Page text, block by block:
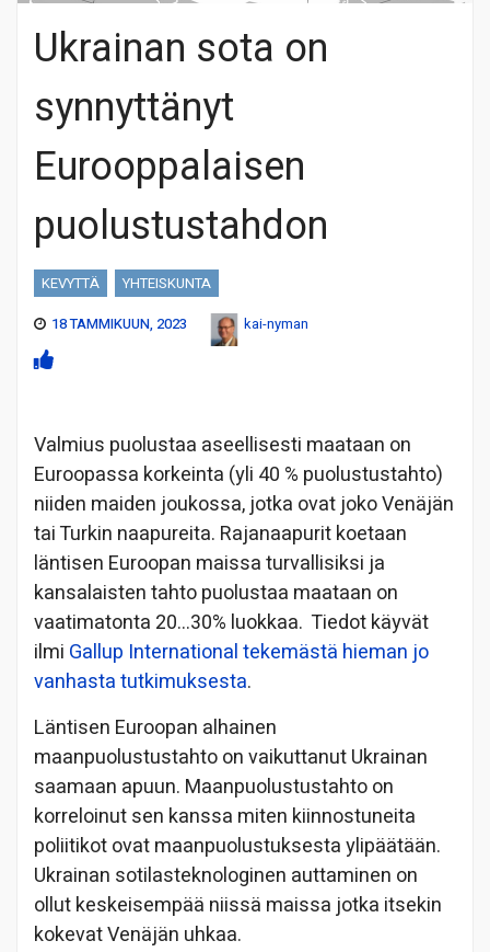
Ukrainan sota on
synnyttänyt
Eurooppalaisen
puolustustahdon
KEVYTTÄ
YHTEISKUNTA
18 TAMMIKUUN, 2023
kai-nyman
Valmius puolustaa aseellisesti maataan on
Euroopassa korkeinta (yli 40 % puolustustahto)
niiden maiden joukossa, jotka ovat joko Venäjän
tai Turkin naapureita. Rajanaapurit koetaan
läntisen Euroopan maissa turvallisiksi ja
kansalaisten tahto puolustaa maataan on
vaatimatonta 20…30% luokkaa. Tiedot käyvät
ilmi Gallup International tekemästä hieman jo
vanhasta tutkimuksesta.
Läntisen Euroopan alhainen
maanpuolustustahto on vaikuttanut Ukrainan
saamaan apuun. Maanpuolustustahto on
korreloinut sen kanssa miten kiinnostuneita
poliitikot ovat maanpuolustuksesta ylipäätään.
Ukrainan sotilasteknologinen auttaminen on
ollut keskeisempää niissä maissa jotka itsekin
kokevat Venäjän uhkaa.